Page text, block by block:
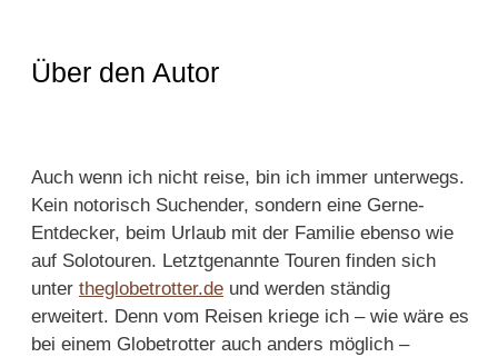
Über den Autor
Auch wenn ich nicht reise, bin ich immer unterwegs.
Kein notorisch Suchender, sondern eine Gerne-
Entdecker, beim Urlaub mit der Familie ebenso wie
auf Solotouren. Letztgenannte Touren finden sich
unter theglobetrotter.de und werden ständig
erweitert. Denn vom Reisen kriege ich – wie wäre es
bei einem Globetrotter auch anders möglich –